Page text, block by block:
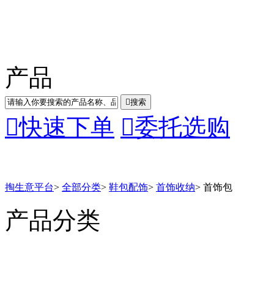
产品
搜索
快速下单 委托选购
掏生意平台> 全部分类> 鞋包配饰> 首饰收纳> 首饰包
产品分类